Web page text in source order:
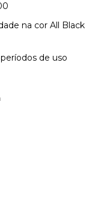
na cor All Black
de uso